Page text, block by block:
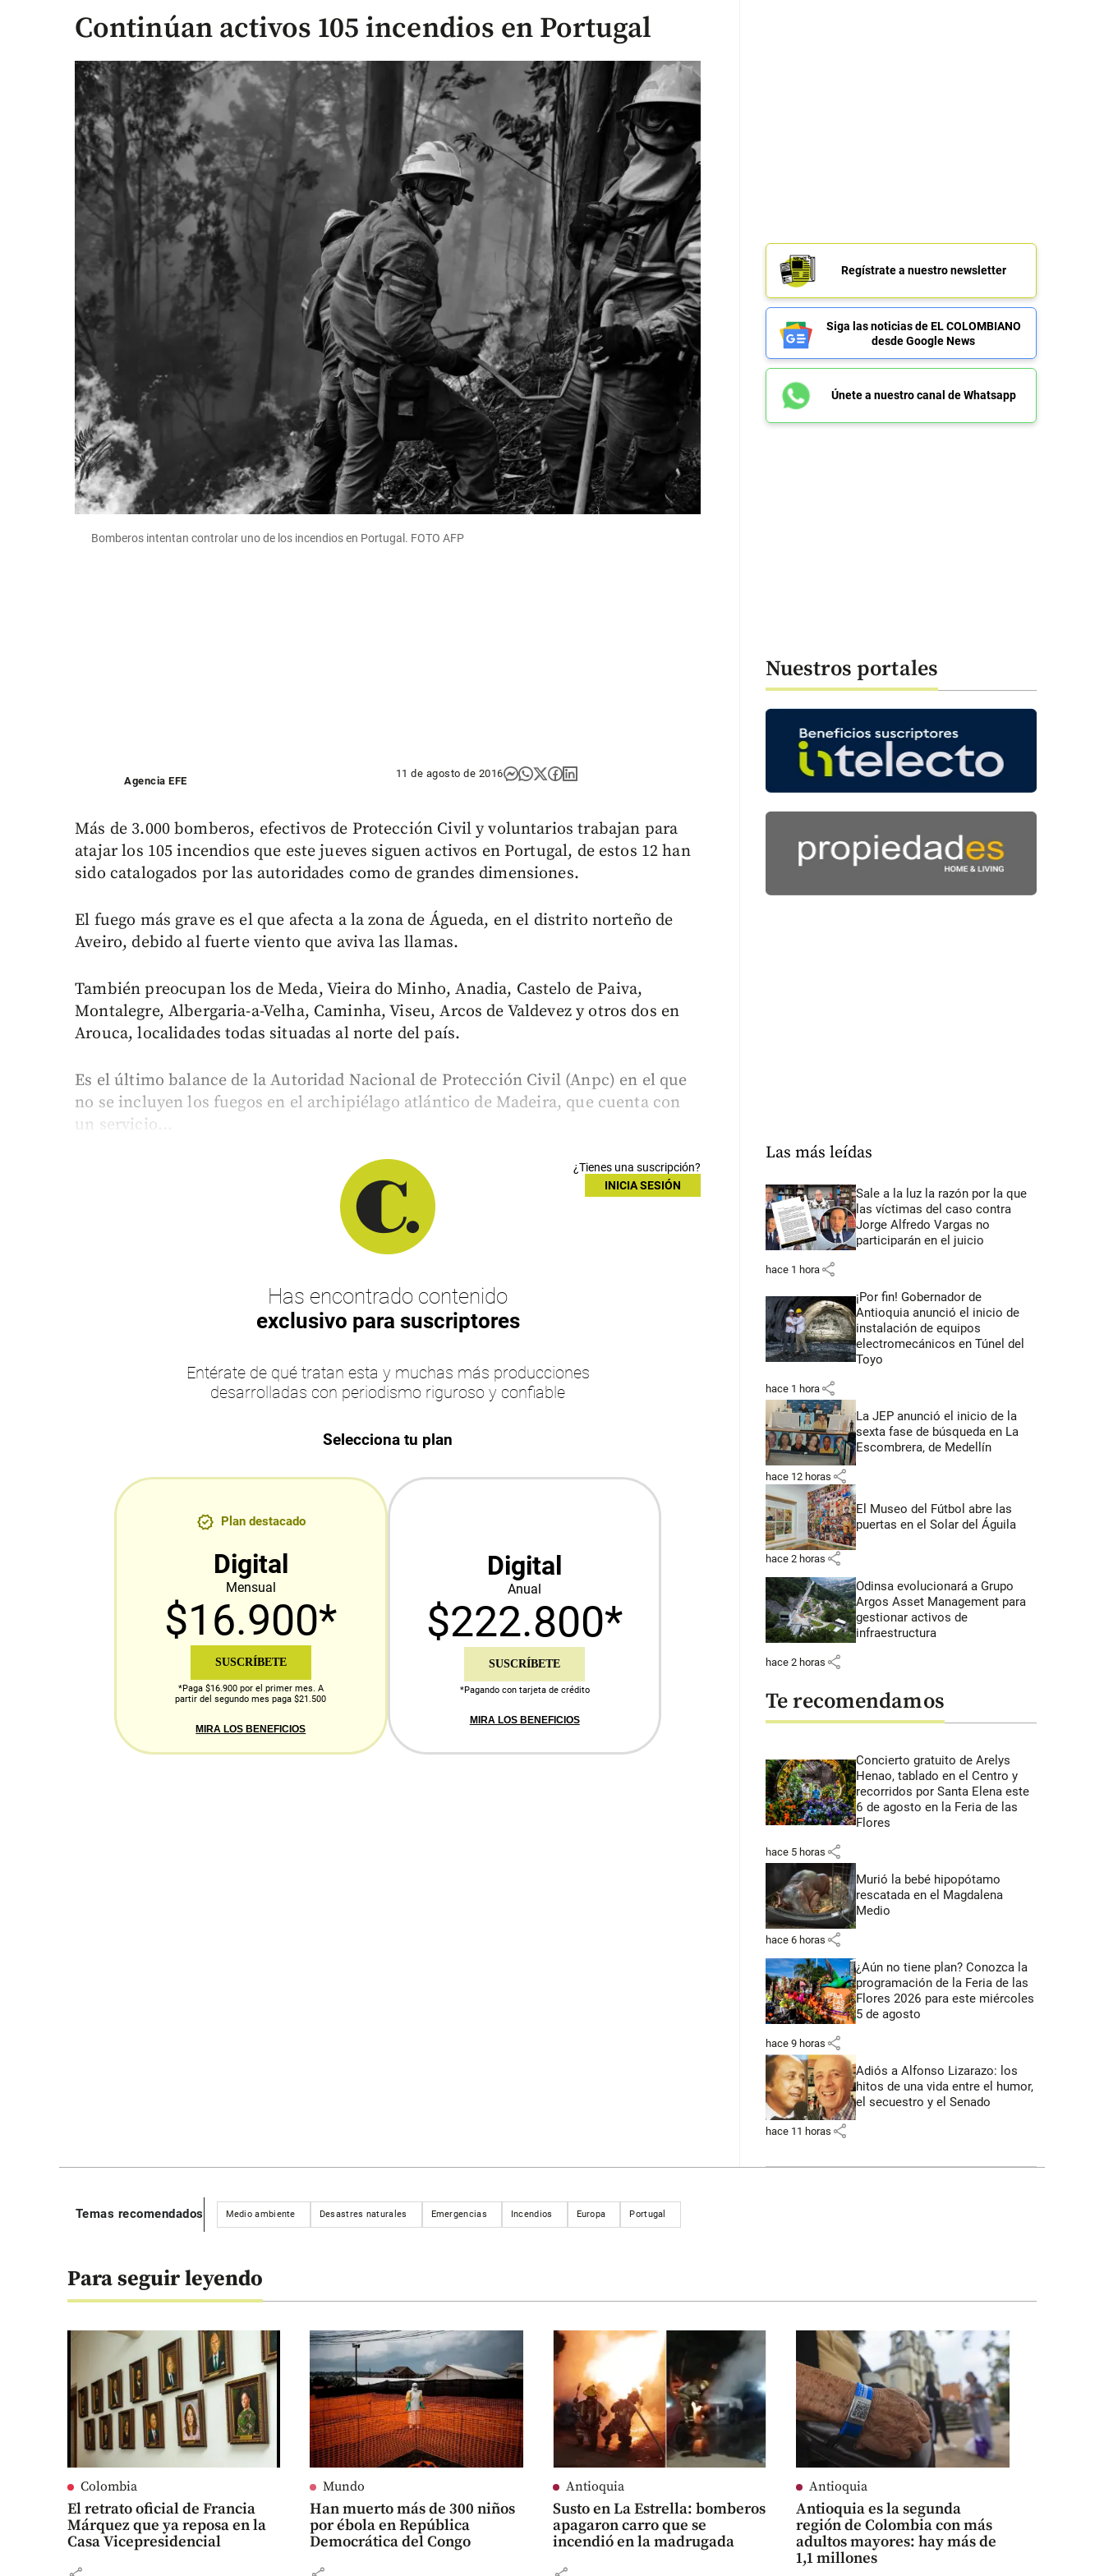
Continúan activos 105 incendios en Portugal
Bomberos intentan controlar uno de los incendios en Portugal. FOTO AFP
Agencia EFE
11 de agosto de 2016
Más de 3.000 bomberos, efectivos de Protección Civil y voluntarios trabajan para
atajar los 105 incendios que este jueves siguen activos en Portugal, de estos 12 han
sido catalogados por las autoridades como de grandes dimensiones.
El fuego más grave es el que afecta a la zona de Águeda, en el distrito norteño de
Aveiro, debido al fuerte viento que aviva las llamas.
También preocupan los de Meda, Vieira do Minho, Anadia, Castelo de Paiva,
Montalegre, Albergaria-a-Velha, Caminha, Viseu, Arcos de Valdevez y otros dos en
Arouca, localidades todas situadas al norte del país.
Es el último balance de la Autoridad Nacional de Protección Civil (Anpc) en el que
no se incluyen los fuegos en el archipiélago atlántico de Madeira, que cuenta con
un servicio...
¿Tienes una suscripción?
INICIA SESIÓN
Has encontrado contenido
exclusivo para suscriptores
Entérate de qué tratan esta y muchas más producciones
desarrolladas con periodismo riguroso y confiable
Selecciona tu plan
Plan destacado
Digital
Mensual
$16.900*
SUSCRÍBETE
*Paga $16.900 por el primer mes. A
partir del segundo mes paga $21.500
MIRA LOS BENEFICIOS
Digital
Anual
$222.800*
SUSCRÍBETE
*Pagando con tarjeta de crédito
MIRA LOS BENEFICIOS
Regístrate a nuestro newsletter
Siga las noticias de EL COLOMBIANO
desde Google News
Únete a nuestro canal de Whatsapp
Nuestros portales
Las más leídas
Sale a la luz la razón por la que
las víctimas del caso contra
Jorge Alfredo Vargas no
participarán en el juicio
hace 1 hora share
¡Por fin! Gobernador de
Antioquia anunció el inicio de
instalación de equipos
electromecánicos en Túnel del
Toyo
hace 1 hora share
La JEP anunció el inicio de la
sexta fase de búsqueda en La
Escombrera, de Medellín
hace 12 horas share
El Museo del Fútbol abre las
puertas en el Solar del Águila
hace 2 horas share
Odinsa evolucionará a Grupo
Argos Asset Management para
gestionar activos de
infraestructura
hace 2 horas share
Te recomendamos
Concierto gratuito de Arelys
Henao, tablado en el Centro y
recorridos por Santa Elena este
6 de agosto en la Feria de las
Flores
hace 5 horas share
Murió la bebé hipopótamo
rescatada en el Magdalena
Medio
hace 6 horas share
¿Aún no tiene plan? Conozca la
programación de la Feria de las
Flores 2026 para este miércoles
5 de agosto
hace 9 horas share
Adiós a Alfonso Lizarazo: los
hitos de una vida entre el humor,
el secuestro y el Senado
hace 11 horas share
Temas recomendados Medio ambiente Desastres naturales Emergencias Incendios Europa Portugal
Para seguir leyendo
Colombia
El retrato oficial de Francia
Márquez que ya reposa en la
Casa Vicepresidencial
Mundo
Han muerto más de 300 niños
por ébola en República
Democrática del Congo
Antioquia
Susto en La Estrella: bomberos
apagaron carro que se
incendió en la madrugada
Antioquia
Antioquia es la segunda
región de Colombia con más
adultos mayores: hay más de
1,1 millones